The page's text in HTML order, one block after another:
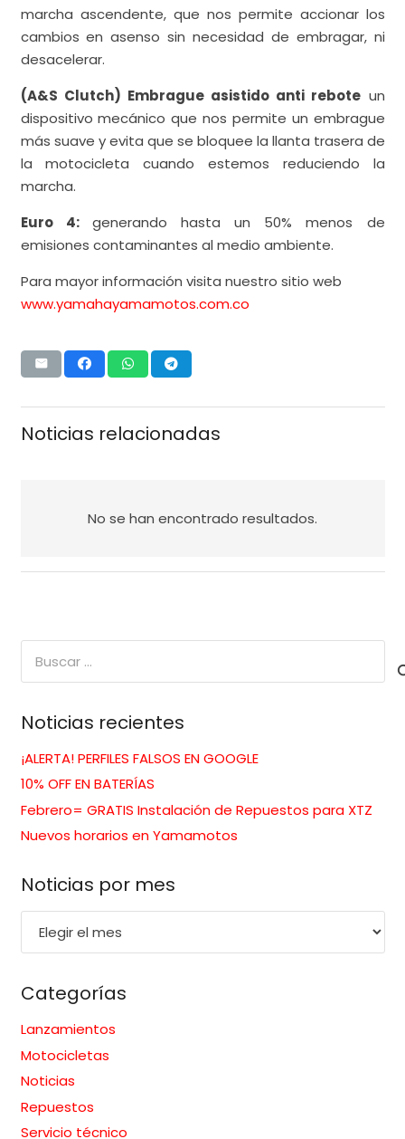
marcha ascendente, que nos permite accionar los
cambios en asenso sin necesidad de embragar, ni
desacelerar.
(A&S Clutch) Embrague asistido anti rebote un
dispositivo mecánico que nos permite un embrague
más suave y evita que se bloquee la llanta trasera de
la motocicleta cuando estemos reduciendo la
marcha.
Euro 4: generando hasta un 50% menos de
emisiones contaminantes al medio ambiente.
Para mayor información visita nuestro sitio web
www.yamahayamamotos.com.co
Noticias relacionadas
No se han encontrado resultados.
Noticias recientes
¡ALERTA! PERFILES FALSOS EN GOOGLE
10% OFF EN BATERÍAS
Febrero= GRATIS Instalación de Repuestos para XTZ
Nuevos horarios en Yamamotos
Noticias por mes
Categorías
Lanzamientos
Motocicletas
Noticias
Repuestos
Servicio técnico